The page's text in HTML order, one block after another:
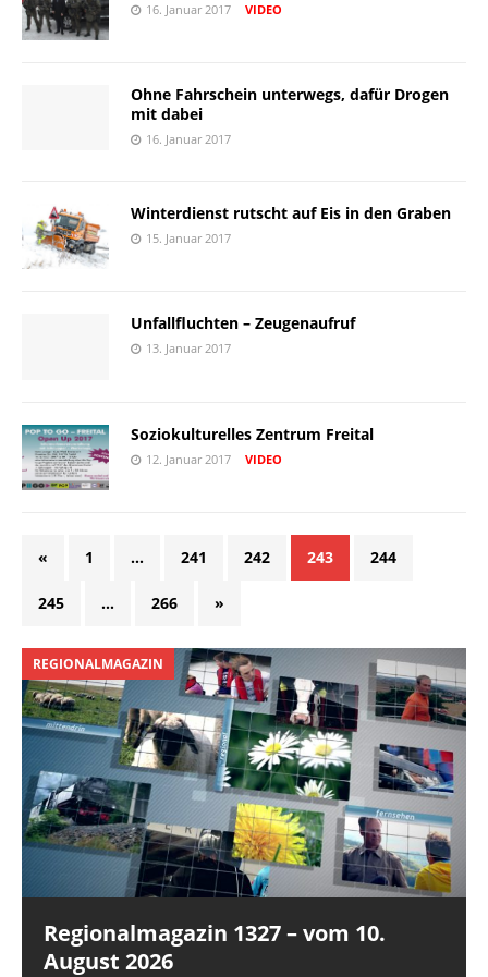
16. Januar 2017 VIDEO
Ohne Fahrschein unterwegs, dafür Drogen
mit dabei
16. Januar 2017
Winterdienst rutscht auf Eis in den Graben
15. Januar 2017
Unfallfluchten – Zeugenaufruf
13. Januar 2017
Soziokulturelles Zentrum Freital
12. Januar 2017 VIDEO
« 1 … 241 242 243 244
245 … 266 »
REGIONALMAGAZIN
Regionalmagazin 1327 – vom 10.
August 2026